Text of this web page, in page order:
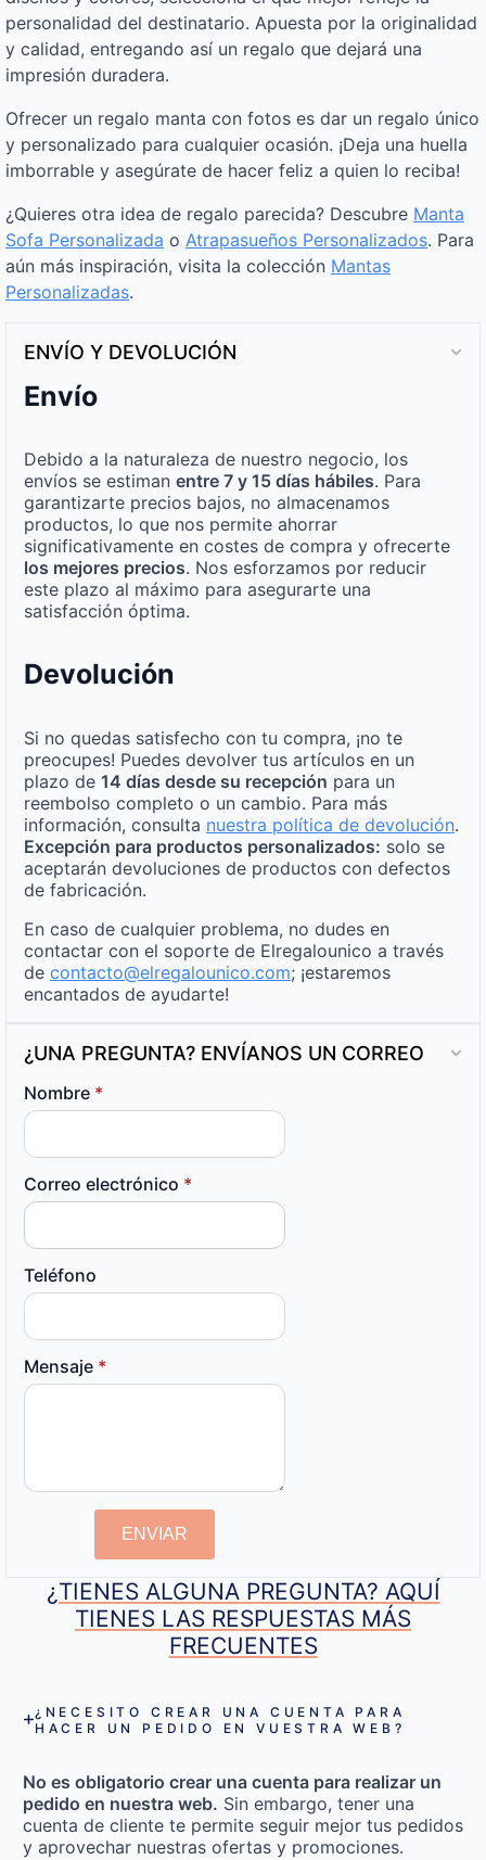
personalidad del destinatario. Apuesta por la originalidad
y calidad, entregando así un regalo que dejará una
impresión duradera.
Ofrecer un regalo manta con fotos es dar un regalo único
y personalizado para cualquier ocasión. ¡Deja una huella
imborrable y asegúrate de hacer feliz a quien lo reciba!
¿Quieres otra idea de regalo parecida? Descubre Manta
Sofa Personalizada o Atrapasueños Personalizados. Para
aún más inspiración, visita la colección Mantas
Personalizadas.
ENVÍO Y DEVOLUCIÓN
Envío
Debido a la naturaleza de nuestro negocio, los
envíos se estiman entre 7 y 15 días hábiles. Para
garantizarte precios bajos, no almacenamos
productos, lo que nos permite ahorrar
significativamente en costes de compra y ofrecerte
los mejores precios. Nos esforzamos por reducir
este plazo al máximo para asegurarte una
satisfacción óptima.
Devolución
Si no quedas satisfecho con tu compra, ¡no te
preocupes! Puedes devolver tus artículos en un
plazo de 14 días desde su recepción para un
reembolso completo o un cambio. Para más
información, consulta nuestra política de devolución.
Excepción para productos personalizados: solo se
aceptarán devoluciones de productos con defectos
de fabricación.
En caso de cualquier problema, no dudes en
contactar con el soporte de Elregalounico a través
de contacto@elregalounico.com; ¡estaremos
encantados de ayudarte!
¿UNA PREGUNTA? ENVÍANOS UN CORREO
Nombre *
Correo electrónico *
Teléfono
Mensaje *
ENVIAR
¿TIENES ALGUNA PREGUNTA? AQUÍ
TIENES LAS RESPUESTAS MÁS
FRECUENTES
¿NECESITO CREAR UNA CUENTA PARA
HACER UN PEDIDO EN VUESTRA WEB?
No es obligatorio crear una cuenta para realizar un
pedido en nuestra web. Sin embargo, tener una
cuenta de cliente te permite seguir mejor tus pedidos
y aprovechar nuestras ofertas y promociones.